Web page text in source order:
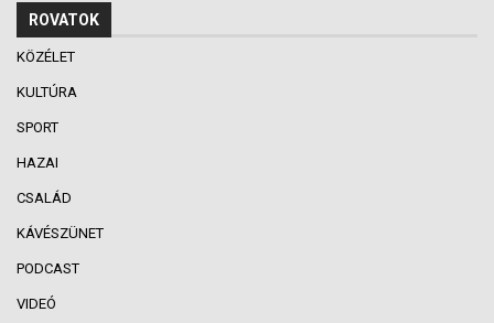
ROVATOK
KÖZÉLET
KULTÚRA
SPORT
HAZAI
CSALÁD
KÁVÉSZÜNET
PODCAST
VIDEÓ